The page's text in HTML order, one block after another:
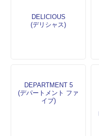
DELICIOUS
(デリシャス)
DEPARTMENT 5
(デパートメント ファ
イブ)